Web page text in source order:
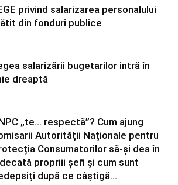
privind salarizarea personalului
din fonduri publice
salarizării bugetarilor intră în
dreaptă
„te… respectă”? Cum ajung
Autorității Naționale pentru
Consumatorilor să-și dea în
propriii șefi și cum sunt
după ce câștigă...